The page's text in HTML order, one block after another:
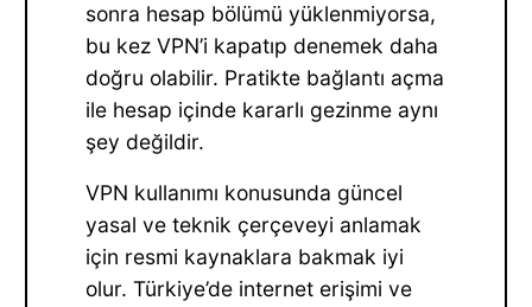
sonra hesap bölümü yüklenmiyorsa,
bu kez VPN’i kapatıp denemek daha
doğru olabilir. Pratikte bağlantı açma
ile hesap içinde kararlı gezinme aynı
şey değildir.
VPN kullanımı konusunda güncel
yasal ve teknik çerçeveyi anlamak
için resmi kaynaklara bakmak iyi
olur. Türkiye’de internet erişimi ve